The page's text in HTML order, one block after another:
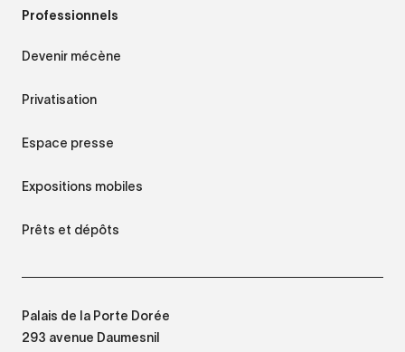
Professionnels
Devenir mécène
Privatisation
Espace presse
Expositions mobiles
Prêts et dépôts
Palais de la Porte Dorée
293 avenue Daumesnil